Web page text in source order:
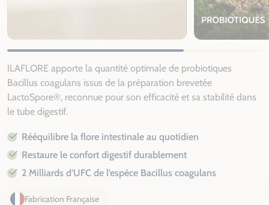
ILAFLORE apporte la quantité optimale de probiotiques
Bacillus coagulans issus de la préparation brevetée
LactoSpore®, reconnue pour son efficacité et sa stabilité dans
le tube digestif.
Rééquilibre la flore intestinale au quotidien
Restaure le confort digestif durablement
2 Milliards d’UFC de l’espèce Bacillus coagulans
Fabrication Française